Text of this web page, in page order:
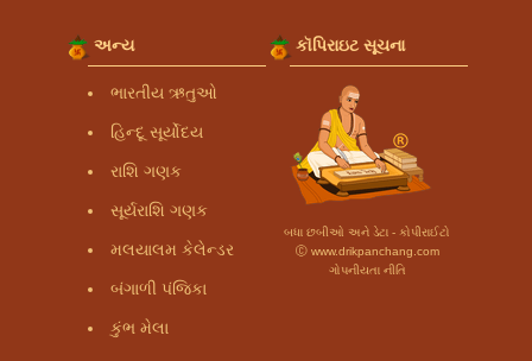
અન્ય
ભારતીય ઋતુઓ
હિન્દૂ સૂર્યોદય
રાશિ ગણક
સૂર્યરાશિ ગણક
મલયાલમ કેલેન્ડર
બંગાળી પંજિકા
કુંભ મેલા
કૉપિરાઇટ સૂચના
બધા છબીઓ અને ડેટા - કોપીરાઈટો
Ⓒ www.drikpanchang.com
ગોપનીયતા નીતિ